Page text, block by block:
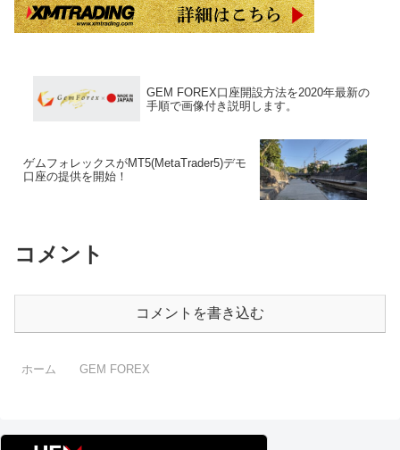
GEM FOREX口座開設方法を2020年最新の
手順で画像付き説明します。
ゲムフォレックスがMT5(MetaTrader5)デモ
口座の提供を開始！
コメント
コメントを書き込む
ホーム GEM FOREX